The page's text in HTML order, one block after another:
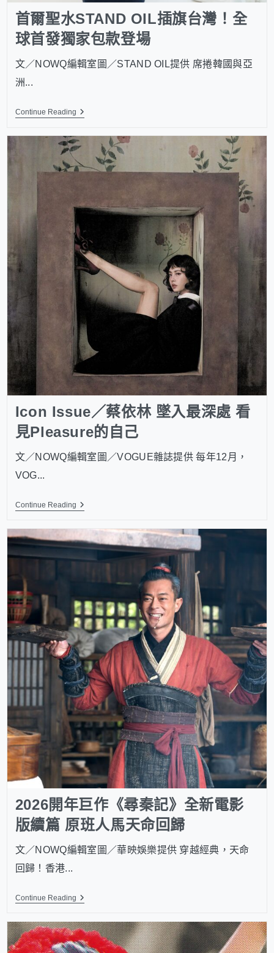
首爾聖水STAND OIL插旗台灣！全
球首發獨家包款登場
文／NOWQ編輯室圖／STAND OIL提供 席捲韓國與亞
洲...
Continue Reading
Icon Issue／蔡依林 墜入最深處 看
見Pleasure的自己
文／NOWQ編輯室圖／VOGUE雜誌提供 每年12月，
VOG...
Continue Reading
2026開年巨作《尋秦記》全新電影
版續篇 原班人馬天命回歸
文／NOWQ編輯室圖／華映娛樂提供 穿越經典，天命
回歸！香港...
Continue Reading